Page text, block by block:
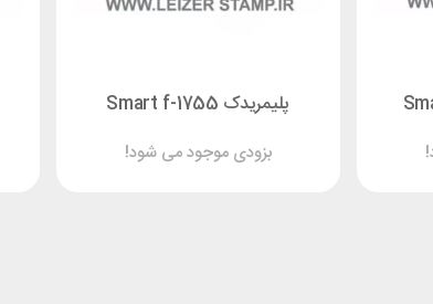
پلیمریدک Smart f-1755
بزودی موجود می شود!